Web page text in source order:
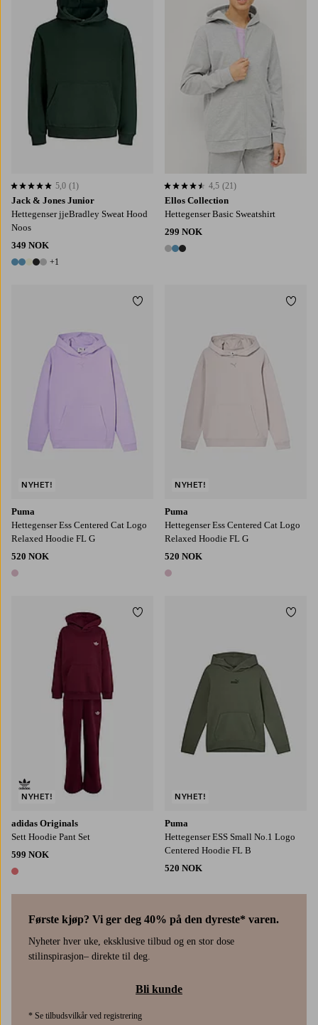
Jack & Jones Junior
Hettegenser jjeBradley Sweat Hood
Noos
349 NOK
6 farger
+1
5,0 basert på 1 karaktergivninger
5,0 (1)
164
Ellos Collection
Hettegenser Basic Sweatshirt
299 NOK
3 farger
4,5 basert på 21 karaktergivninger
4,5 (21)
Puma
Hettegenser Ess Centered Cat Logo
Relaxed Hoodie FL G
520 NOK
1 farge
NYHET!
Legg til favoritter
Puma
Hettegenser Ess Centered Cat Logo
Relaxed Hoodie FL G
520 NOK
1 farge
NYHET!
adidas Originals
Sett Hoodie Pant Set
599 NOK
1 farge
NYHET!
Legg til favoritter
128
Puma
Hettegenser ESS Small No.1 Logo
Centered Hoodie FL B
520 NOK
NYHET!
Første kjøp? Vi ger deg 40% på den dyreste* varen.
Nyheter hver uke, eksklusive tilbud og en stor dose
stilinspirasjon– direkte til deg.
Bli kunde
* Se tilbudsvilkår ved registrering